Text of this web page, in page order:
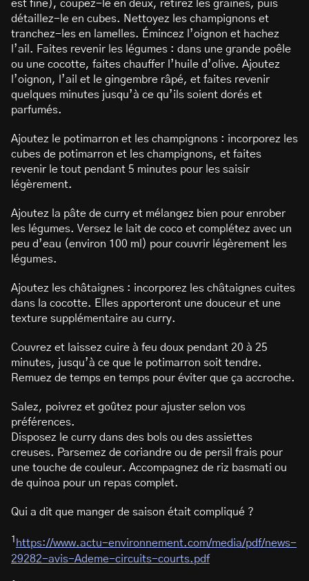
est fine), coupez-le en deux, retirez les graines, puis
détaillez-le en cubes. Nettoyez les champignons et
tranchez-les en lamelles. Émincez l’oignon et hachez
l’ail. Faites revenir les légumes : dans une grande poêle
ou une cocotte, faites chauffer l’huile d’olive. Ajoutez
l’oignon, l’ail et le gingembre râpé, et faites revenir
quelques minutes jusqu’à ce qu’ils soient dorés et
parfumés.
Ajoutez le potimarron et les champignons : incorporez les
cubes de potimarron et les champignons, et faites
revenir le tout pendant 5 minutes pour les saisir
légèrement.
Ajoutez la pâte de curry et mélangez bien pour enrober
les légumes. Versez le lait de coco et complétez avec un
peu d’eau (environ 100 ml) pour couvrir légèrement les
légumes.
Ajoutez les châtaignes : incorporez les châtaignes cuites
dans la cocotte. Elles apporteront une douceur et une
texture supplémentaire au curry.
Couvrez et laissez cuire à feu doux pendant 20 à 25
minutes, jusqu’à ce que le potimarron soit tendre.
Remuez de temps en temps pour éviter que ça accroche.
Salez, poivrez et goûtez pour ajuster selon vos
préférences.
Disposez le curry dans des bols ou des assiettes
creuses. Parsemez de coriandre ou de persil frais pour
une touche de couleur. Accompagnez de riz basmati ou
de quinoa pour un repas complet.
Qui a dit que manger de saison était compliqué ?
1 https://www.actu-environnement.com/media/pdf/news-
29282-avis-Ademe-circuits-courts.pdf